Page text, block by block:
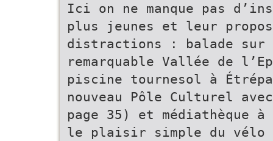
Ici on ne manque pas
plus jeunes et leur
distractions : balade
remarquable Vallée de
piscine tournesol à
nouveau Pôle Culturel
page 35) et médiathèque
le plaisir simple du vélo